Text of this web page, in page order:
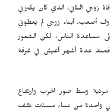
الثاني، الذي كان يكبرني
أصبحت الظروف أصعب. أبناء زوجي لم يعطوني
مساعدة الناس، لكن الشعور
فمنذ عدة أشهر أعيش في غرفة
وسط صور الحرب وارتفاع
وهي واحدة من نساء مسنّات تقف